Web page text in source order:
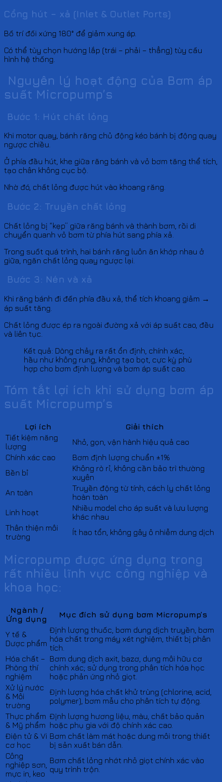
Cổng hút – xả (Inlet & Outlet Ports)
Bố trí đối xứng 180° để giảm xung áp.
Có thể tùy chọn hướng lắp (trái – phải – thẳng) tùy cấu
hình hệ thống.
Nguyên lý hoạt động của Bơm áp
suất Micropump’s
Bước 1: Hút chất lỏng
Khi motor quay, bánh răng chủ động kéo bánh bị động quay
ngược chiều.
Ở phía đầu hút, khe giữa răng bánh và vỏ bơm tăng thể tích,
tạo chân không cục bộ.
Nhờ đó, chất lỏng được hút vào khoang răng.
Bước 2: Truyền chất lỏng
Chất lỏng bị “kẹp” giữa răng bánh và thành bơm, rồi di
chuyển quanh vỏ bơm từ phía hút sang phía xả.
Trong suốt quá trình, hai bánh răng luôn ăn khớp nhau ở
giữa, ngăn chất lỏng quay ngược lại.
Bước 3: Nén và xả
Khi răng bánh đi đến phía đầu xả, thể tích khoang giảm →
áp suất tăng.
Chất lỏng được ép ra ngoài đường xả với áp suất cao, đều
và liên tục.
Kết quả: Dòng chảy ra rất ổn định, chính xác,
hầu như không rung, không tạo bọt, cực kỳ phù
hợp cho bơm định lượng và bơm áp suất cao.
Tóm tắt lợi ích khi sử dụng bơm áp
suất Micropump’s
Lợi ích
Giải thích
Tiết kiệm năng
lượng
Nhỏ, gọn, vận hành hiệu quả cao
Chính xác cao
Bơm định lượng chuẩn ±1%
Bền bỉ
Không rò rỉ, không cần bảo trì thường
xuyên
An toàn
Truyền động từ tính, cách ly chất lỏng
hoàn toàn
Linh hoạt
Nhiều model cho áp suất và lưu lượng
khác nhau
Thân thiện môi
trường
Ít hao tổn, không gây ô nhiễm dung dịch
Micropump được ứng dụng trong
rất nhiều lĩnh vực công nghiệp và
khoa học:
Ngành /
Ứng dụng
Mục đích sử dụng bơm Micropump’s
Y tế &
Dược phẩm
Định lượng thuốc, bơm dung dịch truyền, bơm
hóa chất trong máy xét nghiệm, thiết bị phân
tích.
Hóa chất –
Phòng thí
nghiệm
Bơm dung dịch axit, bazơ, dung môi hữu cơ
chính xác; sử dụng trong phân tích hóa học
hoặc phản ứng nhỏ giọt.
Xử lý nước
& Môi
trường
Định lượng hóa chất khử trùng (chlorine, acid,
polymer), bơm mẫu cho phân tích tự động.
Thực phẩm
& Mỹ phẩm
Định lượng hương liệu, màu, chất bảo quản
hoặc phụ gia với độ chính xác cao.
Điện tử & Vi
cơ học
Bơm chất làm mát hoặc dung môi trong thiết
bị sản xuất bán dẫn.
Công
nghiệp sơn,
mực in, keo
Bơm chất lỏng nhớt nhỏ giọt chính xác vào
quy trình trộn.